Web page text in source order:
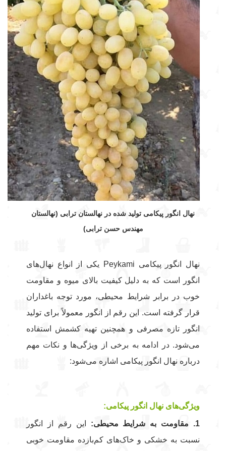
نهال انگور پیکامی تولید شده در نهالستان ترابی (نهالستان
مهندس حسن ترابی)
نهال انگور پیکامی Peykami یکی از انواع نهال‌های
انگور است که به دلیل کیفیت بالای میوه و مقاومت
خوب در برابر شرایط محیطی، مورد توجه باغداران
قرار گرفته است. این رقم از انگور معمولاً برای تولید
انگور تازه مصرفی و همچنین تهیه کشمش استفاده
می‌شود. در ادامه به برخی از ویژگی‌ها و نکات مهم
درباره نهال انگور پیکامی اشاره می‌شود:
ویژگی‌های نهال انگور پیکامی:
1. مقاومت به شرایط محیطی:
این رقم از انگور
نسبت به خشکی و خاک‌های کم‌بازده مقاومت خوبی